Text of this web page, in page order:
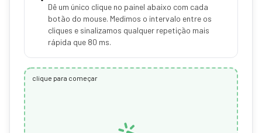
Dê um único clique no painel abaixo com cada
botão do mouse. Medimos o intervalo entre os
cliques e sinalizamos qualquer repetição mais
rápida que 80 ms.
clique para começar